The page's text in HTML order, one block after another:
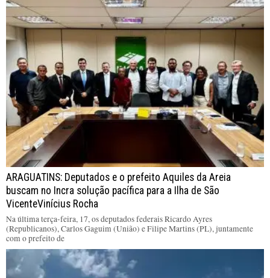
ARAGUATINS: Deputados e o prefeito Aquiles da Areia
buscam no Incra solução pacífica para a Ilha de São
VicenteVinícius Rocha
Na última terça-feira, 17, os deputados federais Ricardo Ayres
(Republicanos), Carlos Gaguim (União) e Filipe Martins (PL), juntamente
com o prefeito de